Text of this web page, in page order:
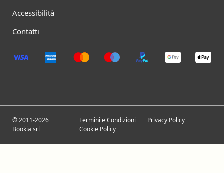
Accessibilità
Contatti
© 2011-2026
Bookia srl
Termini e Condizioni
Privacy Policy
Cookie Policy